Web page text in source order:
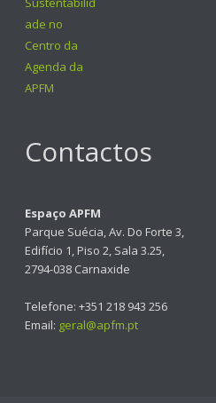
Contactos
Espaço APFM
Parque Suécia, Av. Do Forte 3,
Edifício 1, Piso 2, Sala 3.25,
2794-038 Carnaxide
Telefone: +351 218 943 256
Email: geral@apfm.pt